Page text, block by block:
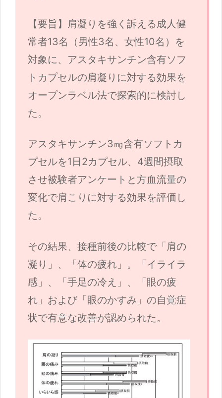
【要旨】肩凝りを強く訴える成人健
常者13名（男性3名、女性10名）を
対象に、アスタキサンチン含有ソフ
トカプセルの肩凝りに対する効果を
オープンラベル法で探索的に検討し
た。
アスタキサンチン3㎎含有ソフトカ
プセルを1日2カプセル、4週間摂取
させ被験者アンケートと方血流量の
変化で肩こりに対する効果を評価し
た。
その結果、接種前後の比較で「肩の
凝り」、「体の疲れ」。「イライラ
感」、「手足の冷え」、「眼の疲
れ」および「眼のかすみ」の自覚症
状で有意な改善が認められた。